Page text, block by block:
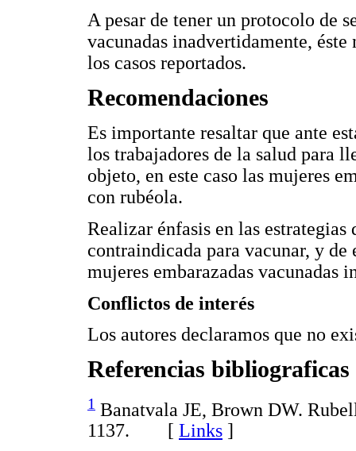
A pesar de tener un protocolo de
vacunadas inadvertidamente,
los casos reportados.
Recomendaciones
Es importante resaltar que ante
los trabajadores de la salud para
objeto, en este caso las mujeres
con rubéola.
Realizar énfasis en las
contraindicada para vacunar, y
mujeres embarazadas vacunadas
Conflictos de interés
Los autores declaramos que no
Referencias bibliograficas
1 Banatvala JE, Brown DW.
1137. [ Links ]